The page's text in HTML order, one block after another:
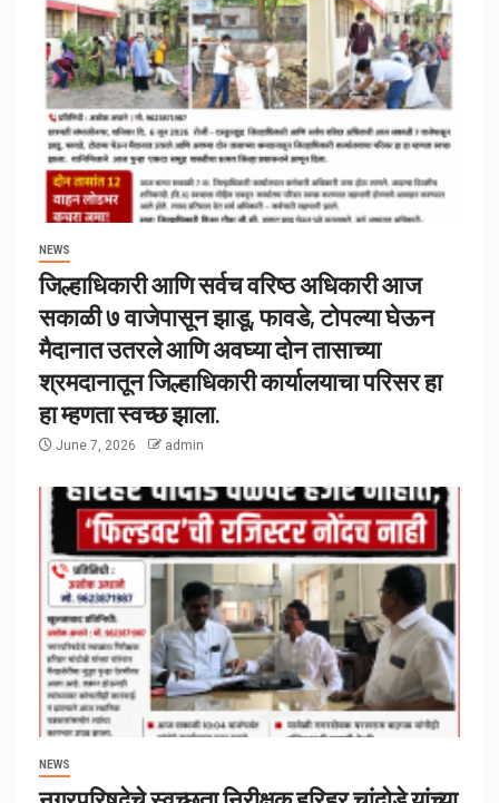
NEWS
जिल्हाधिकारी आणि सर्वच वरिष्ठ अधिकारी आज
सकाळी ७ वाजेपासून झाडू, फावडे, टोपल्या घेऊन
मैदानात उतरले आणि अवघ्या दोन तासाच्या
श्रमदानातून जिल्हाधिकारी कार्यालयाचा परिसर हा
हा म्हणता स्वच्छ झाला.
June 7, 2026 admin
NEWS